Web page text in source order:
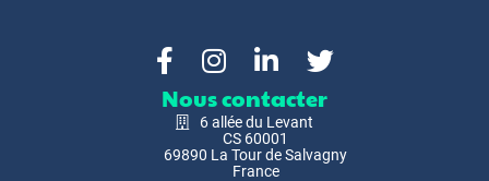
Nous contacter
6 allée du Levant
CS 60001
69890 La Tour de Salvagny
France